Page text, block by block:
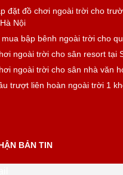
đặt đồ chơi ngoài trời cho
Nội
bập bênh ngoài trời cho
ngoài trời cho sân resort tại
ngoài trời cho sân nhà văn
trượt liên hoàn ngoài trời 1
BẢN TIN